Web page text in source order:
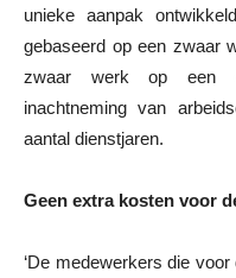
unieke aanpak
gebaseerd op een zwaar
zwaar werk op een
inachtneming van
aantal dienstjaren.
Geen extra kosten voor
‘De medewerkers die